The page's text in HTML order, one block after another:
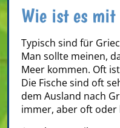
Wie ist es mit
Typisch sind für
Man sollte meinen,
Meer kommen. Oft
Die Fische sind oft
dem Ausland nach
immer, aber oft